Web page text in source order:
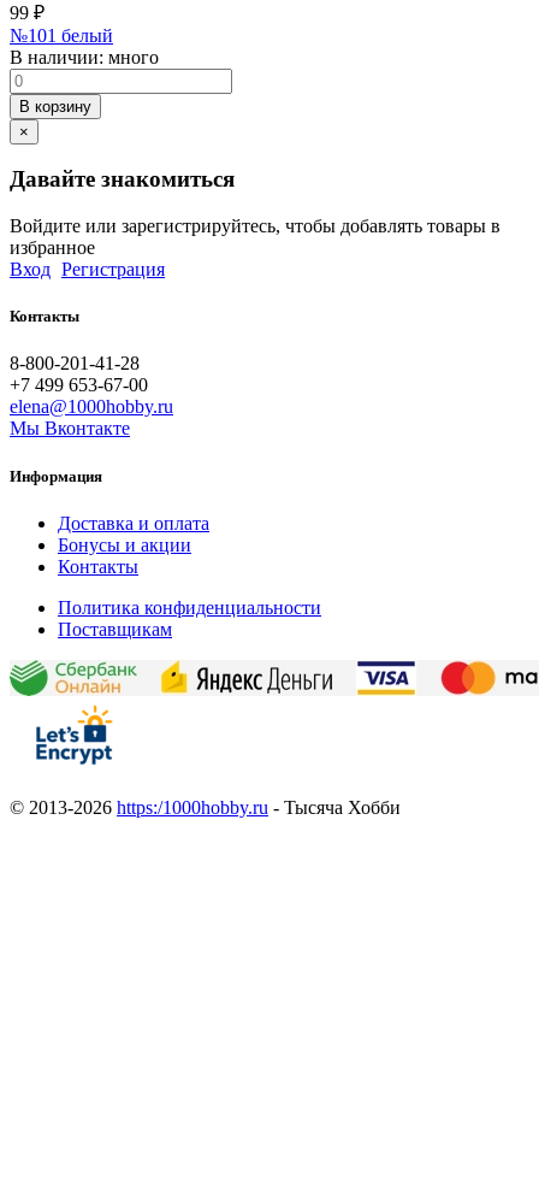
99 ₽
№101 белый
В наличии: много
В корзину
×
Давайте знакомиться
Войдите или зарегистрируйтесь, чтобы добавлять товары в
избранное
Вход Регистрация
Контакты
8-800-201-41-28
+7 499 653-67-00
elena@1000hobby.ru
Мы Вконтакте
Информация
Доставка и оплата
Бонусы и акции
Контакты
Политика конфиденциальности
Поставщикам
© 2013-2026 https:/1000hobby.ru - Тысяча Хобби